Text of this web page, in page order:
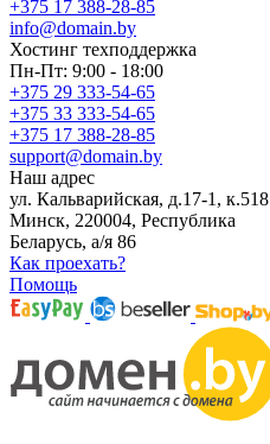
+375 17 388-28-85
info@domain.by
Хостинг техподдержка
Пн-Пт: 9:00 - 18:00
+375 29 333-54-65
+375 33 333-54-65
+375 17 388-28-85
support@domain.by
Наш адрес
ул. Кальварийская, д.17-1, к.518
Минск, 220004, Республика
Беларусь, а/я 86
Как проехать?
Помощь